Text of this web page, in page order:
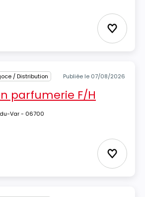
Ajouter
/ Distribution Publiée le 07/08/2026
parfumerie F/H
Var - 06700
Ajouter